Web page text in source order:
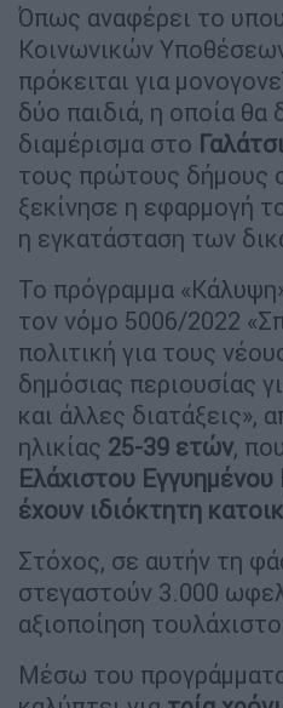
Όπως αναφέρει το
Κοινωνικών
πρόκειται για
δύο παιδιά, η οποία θα
διαμέρισμα στο
τους πρώτους δήμους
ξεκίνησε η εφαρμογή
η εγκατάσταση των
Το πρόγραμμα
τον νόμο 5006/2022
πολιτική για τους
δημόσιας περιουσίας
και άλλες διατάξεις»,
ηλικίας 25-39 ετών,
Ελάχιστου
έχουν ιδιόκτητη
Στόχος, σε αυτήν τη
στεγαστούν 3.000
αξιοποίηση
Μέσω του